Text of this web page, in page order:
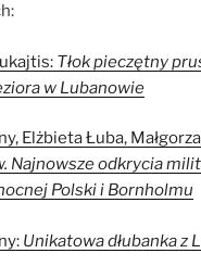
Tłok pieczętny
w Lubanowie
Elżbieta Łuba,
Najnowsze odkrycia
Polski i Bornholmu
Unikatowa dłubanka z